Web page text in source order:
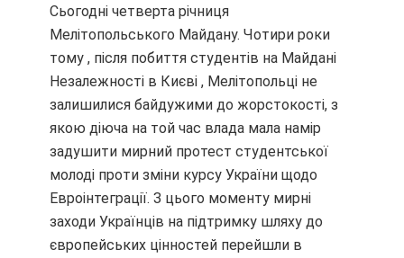
Сьогодні четверта річниця
Мелітопольського Майдану. Чотири роки
тому , після побиття студентів на Майдані
Незалежності в Києві , Мелітопольці не
залишилися байдужими до жорстокості, з
якою діюча на той час влада мала намір
задушити мирний протест студентської
молоді проти зміни курсу України щодо
Евроінтеграції. З цього моменту мирні
заходи Українців на підтримку шляху до
європейських цінностей перейшли в